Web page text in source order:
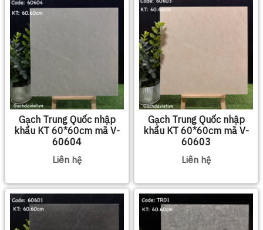
Gạch Trung Quốc nhập
khẩu KT 60*60cm mã V-
60604
Liên hệ
Gạch Trung Quốc nhập
khẩu KT 60*60cm mã V-
60603
Liên hệ